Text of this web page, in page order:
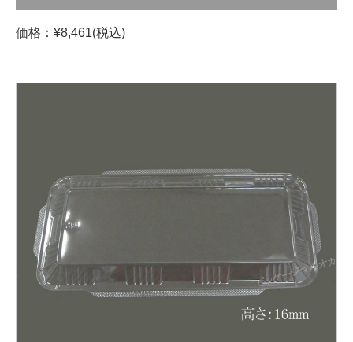
価格：¥8,461(税込)